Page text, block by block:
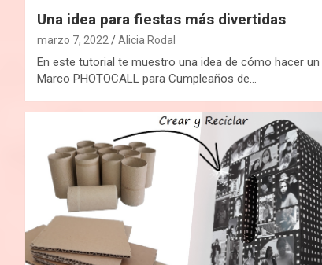
Una idea para fiestas más divertidas
marzo 7, 2022 Alicia Rodal
En este tutorial te muestro una idea de cómo hacer un
Marco PHOTOCALL para Cumpleaños de…